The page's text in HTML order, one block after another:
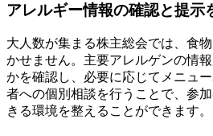
アレルギー情報の確認と提示
大人数が集まる株主総会では、食
かせません。主要アレルゲンの情
かを確認し、必要に応じてメニュ
者への個別相談を行うことで、参
きる環境を整えることができます。